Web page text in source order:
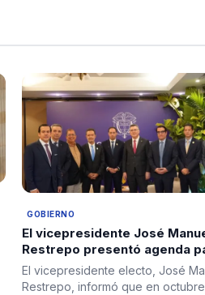
GOBIERNO
El vicepresidente José
Restrepo presentó agenda
restablecer la relación
entre Colombia e Israel
El vicepresidente electo, José
Restrepo, informó que en octubre